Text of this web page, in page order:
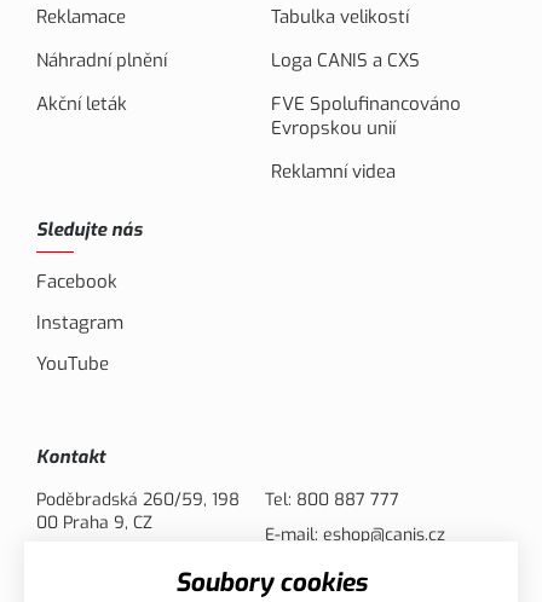
Reklamace
Náhradní plnění
Akční leták
Tabulka velikostí
Loga CANIS a CXS
FVE Spolufinancováno
Evropskou unií
Reklamní videa
Sledujte nás
Facebook
Instagram
YouTube
Kontakt
Poděbradská 260/59, 198
00 Praha 9, CZ
Tel: 800 887 777
E-mail: eshop@canis.cz
Soubory cookies